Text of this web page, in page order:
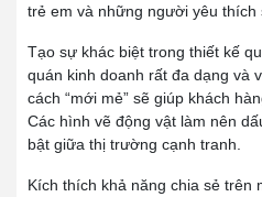
trẻ em và những người yêu thích
Tạo sự khác biệt trong thiết kế
quán kinh doanh rất đa dạng và
cách “mới mẻ” sẽ giúp khách
Các hình vẽ động vật làm nên
bật giữa thị trường cạnh tranh.
Kích thích khả năng chia sẻ trên